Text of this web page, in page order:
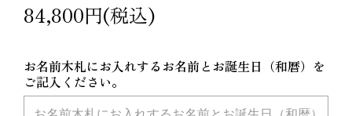
84,800円(税込)
お名前木札にお入れするお名前とお誕生日（和暦）を
ご記入ください。